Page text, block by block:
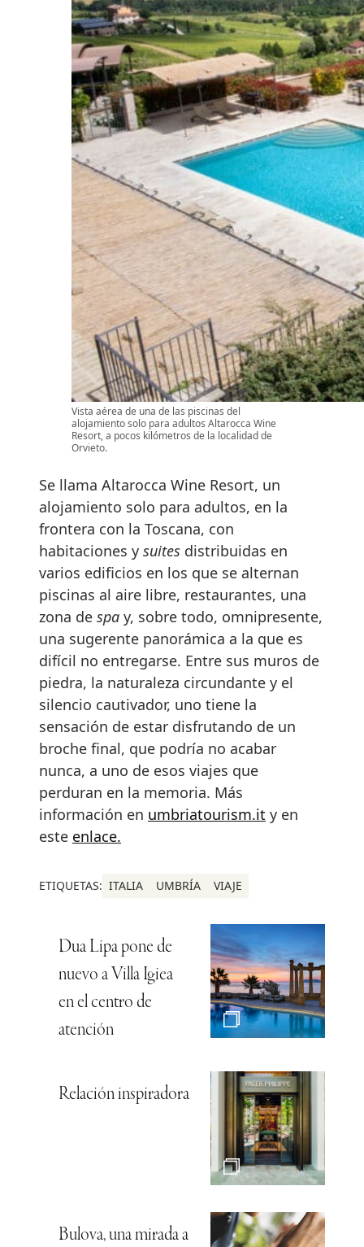
Vista aérea de una de las piscinas del
alojamiento solo para adultos Altarocca Wine
Resort, a pocos kilómetros de la localidad de
Orvieto.
Se llama Altarocca Wine Resort, un
alojamiento solo para adultos, en la
frontera con la Toscana, con
habitaciones y suites distribuidas en
varios edificios en los que se alternan
piscinas al aire libre, restaurantes, una
zona de spa y, sobre todo, omnipresente,
una sugerente panorámica a la que es
difícil no entregarse. Entre sus muros de
piedra, la naturaleza circundante y el
silencio cautivador, uno tiene la
sensación de estar disfrutando de un
broche final, que podría no acabar
nunca, a uno de esos viajes que
perduran en la memoria. Más
información en umbriatourism.it y en
este enlace.
ETIQUETAS: ITALIA UMBRÍA VIAJE
Dua Lipa pone de
nuevo a Villa Igiea
en el centro de
atención
Relación inspiradora
Bulova, una mirada a